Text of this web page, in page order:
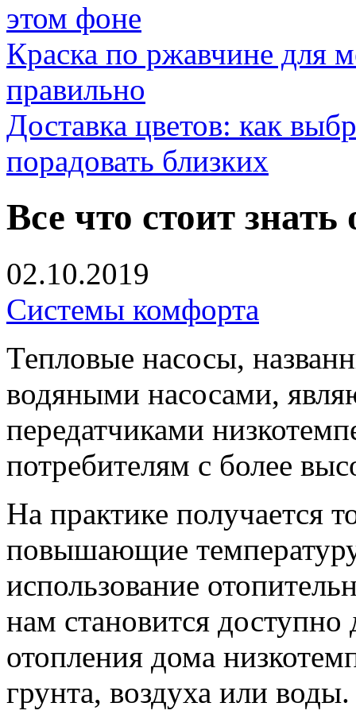
этом фоне
Краска по ржавчине для
правильно
Доставка цветов: как
порадовать близких
Все что стоит
02.10.2019
Системы комфорта
Тепловые насосы,
водяными насосами,
передатчиками
потребителям с более
На практике получается
повышающие
использование
нам становится доступно
отопления дома
грунта, воздуха или воды.